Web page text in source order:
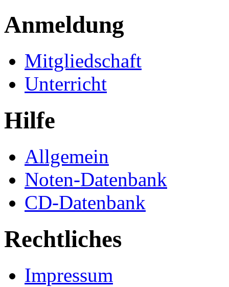
Anmeldung
Mitgliedschaft
Unterricht
Hilfe
Allgemein
Noten-Datenbank
CD-Datenbank
Rechtliches
Impressum